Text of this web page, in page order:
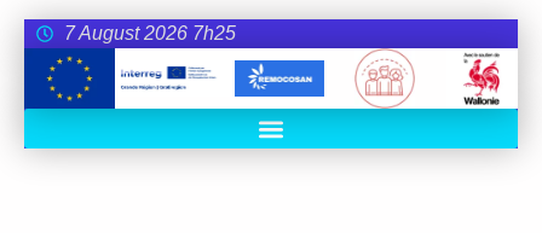
7 August 2026 7h25